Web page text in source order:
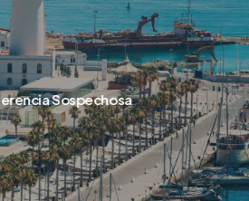
Sospechosa